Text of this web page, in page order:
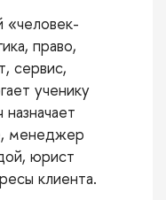
«человек-
право,
сервис,
ученику
менеджер
юрист
клиента.